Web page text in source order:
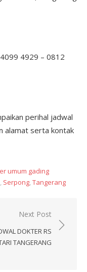
4929 – 0812
perihal jadwal
alamat serta kontak
umum gading
, Serpong,Tangerang
Next Post
DOKTER RS
TANGERANG